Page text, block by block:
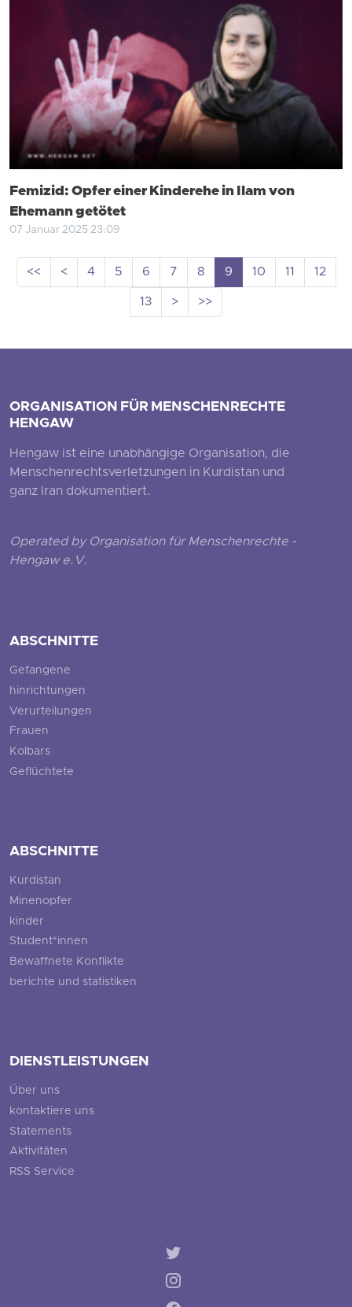
Femizid: Opfer einer Kinderehe in Ilam von
Ehemann getötet
07 Januar 2025 23:09
<< < 4 5 6 7 8 9 10 11
12
13
> >>
ORGANISATION FÜR MENSCHENRECHTE
HENGAW
Hengaw ist eine unabhängige Organisation, die
Menschenrechtsverletzungen in Kurdistan und
ganz Iran dokumentiert.
Operated by Organisation für Menschenrechte -
Hengaw e.V.
ABSCHNITTE
Gefangene
hinrichtungen
Verurteilungen
Frauen
Kolbars
Geflüchtete
ABSCHNITTE
Kurdistan
Minenopfer
kinder
Student*innen
Bewaffnete Konflikte
berichte und statistiken
DIENSTLEISTUNGEN
Über uns
kontaktiere uns
Statements
Aktivitäten
RSS Service